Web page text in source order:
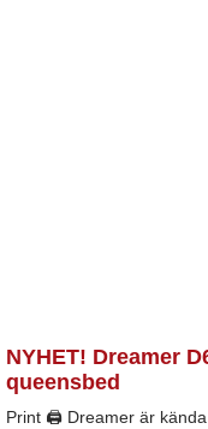
NYHET! Dreamer
queensbed
Print 🖨 Dreamer är